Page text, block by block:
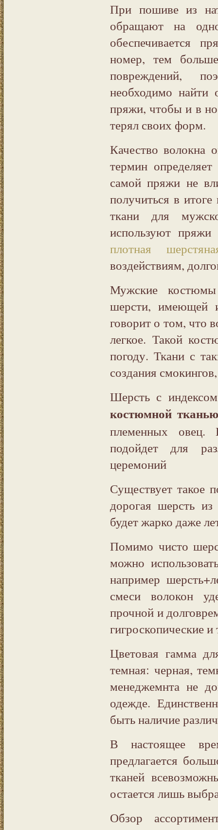
При пошиве из
обращают на
обеспечивается
номер, тем
повреждений,
необходимо найти
пряжи, чтобы и в
терял своих форм.
Качество волокна
термин
самой пряжи не
получиться в
ткани для
используют
плотная
воздействиям,
Мужские костюмы
шерсти, имеющей
говорит о том, что
легкое. Такой
погоду. Ткани с
создания
Шерсть с
костюмной тканью
племенных овец.
подойдет для
церемоний
Существует такое
дорогая шерсть
будет жарко даже
Помимо чисто
можно
например
смеси волокон
прочной и
гигроскопические
Цветовая гамма
темная: черная,
менеджемнта не
одежде.
быть наличие
В настоящее
предлагается
тканей
остается лишь
Обзор